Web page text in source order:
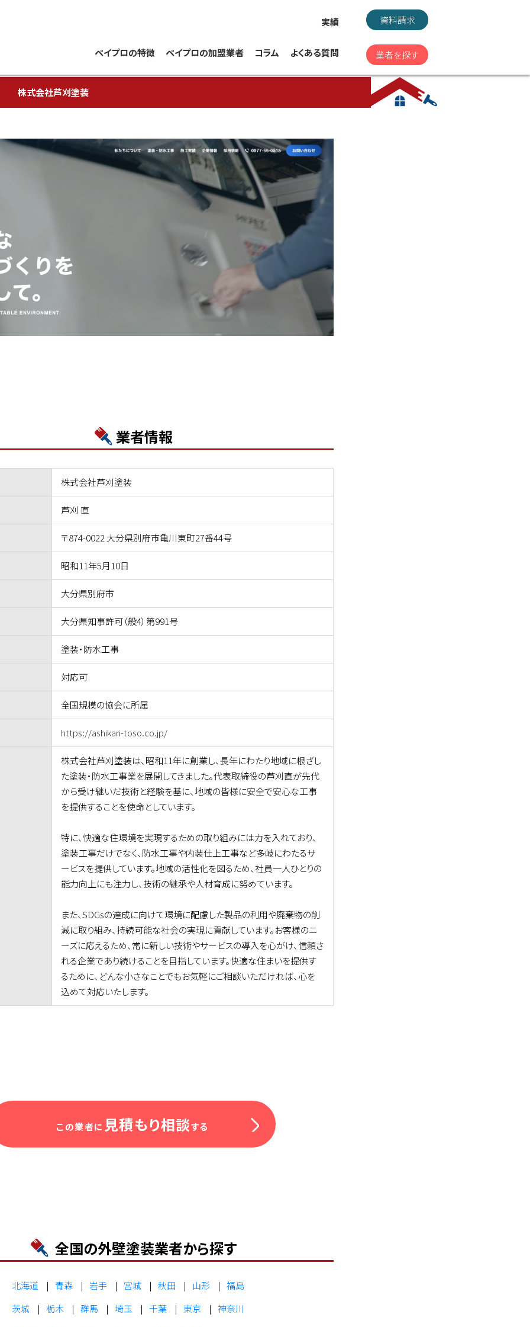
実績
ペイプロの特徴 ペイプロの加盟業者 コラム よくある質問
資料請求
業者を探す
株式会社芦刈塗装
業者情報
株式会社芦刈塗装
芦刈 直
〒874-0022 大分県別府市亀川東町27番44号
昭和11年5月10日
大分県別府市
大分県知事許可（般4）第991号
塗装・防水工事
対応可
全国規模の協会に所属
https://ashikari-toso.co.jp/
株式会社芦刈塗装は、昭和11年に創業し、長年にわたり地域に根ざし
た塗装・防水工事業を展開してきました。代表取締役の芦刈直が先代
から受け継いだ技術と経験を基に、地域の皆様に安全で安心な工事
を提供することを使命としています。
特に、快適な住環境を実現するための取り組みには力を入れており、
塗装工事だけでなく、防水工事や内装仕上工事など多岐にわたるサ
ービスを提供しています。地域の活性化を図るため、社員一人ひとりの
能力向上にも注力し、技術の継承や人材育成に努めています。
また、SDGsの達成に向けて環境に配慮した製品の利用や廃棄物の削
減に取り組み、持続可能な社会の実現に貢献しています。お客様のニ
ーズに応えるため、常に新しい技術やサービスの導入を心がけ、信頼さ
れる企業であり続けることを目指しています。快適な住まいを提供す
るために、どんな小さなことでもお気軽にご相談いただければ、心を
込めて対応いたします。
この業者に 見積もり相談する
全国の外壁塗装業者から探す
北海道 青森 岩手 宮城 秋田 山形
福島
茨城
栃木 群馬 埼玉 千葉 東京
神奈川